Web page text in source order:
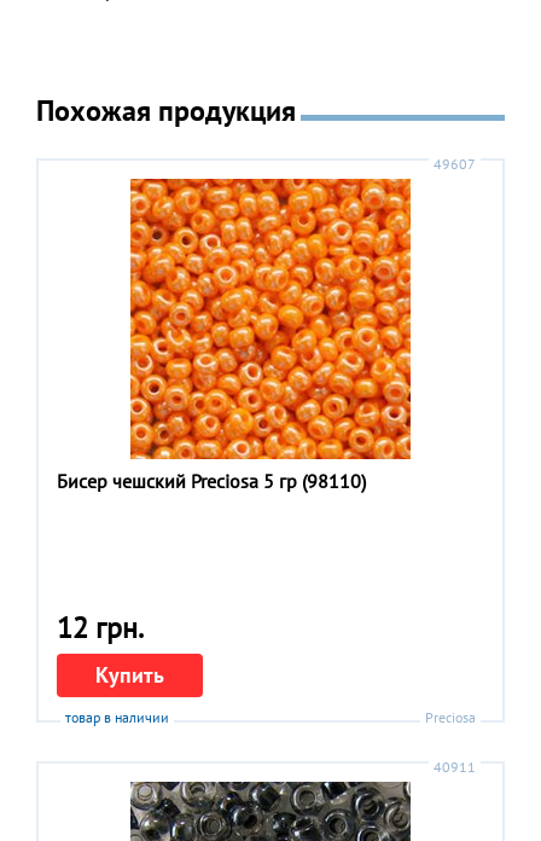
Похожая продукция
49607
Бисер чешский Preciosa 5 гр (98110)
12 грн.
Купить
товар в наличии Preciosa
40911